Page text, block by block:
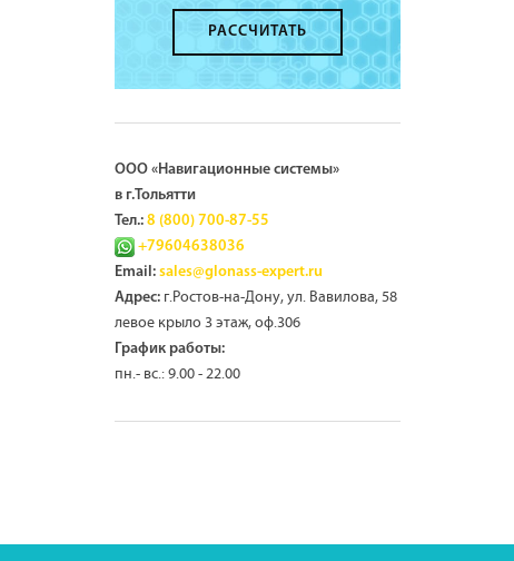
РАССЧИТАТЬ
ООО «Навигационные системы»
в г.Тольятти
Тел.: 8 (800) 700-87-55
+79604638036
Email: sales@glonass-expert.ru
Адрес:г.Ростов-на-Дону, ул. Вавилова, 58
левое крыло 3 этаж, оф.306
График работы:
пн.- вс.: 9.00 - 22.00